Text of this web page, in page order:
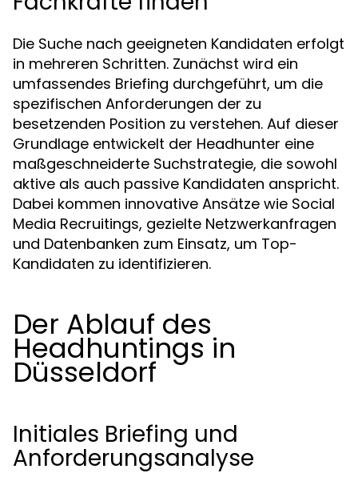
Die Suche nach geeigneten Kandidaten erfolgt
in mehreren Schritten. Zunächst wird ein
umfassendes Briefing durchgeführt, um die
spezifischen Anforderungen der zu
besetzenden Position zu verstehen. Auf dieser
Grundlage entwickelt der Headhunter eine
maßgeschneiderte Suchstrategie, die sowohl
aktive als auch passive Kandidaten anspricht.
Dabei kommen innovative Ansätze wie Social
Media Recruitings, gezielte Netzwerkanfragen
und Datenbanken zum Einsatz, um Top-
Kandidaten zu identifizieren.
Der Ablauf des
Headhuntings in
Düsseldorf
Initiales Briefing und
Anforderungsanalyse